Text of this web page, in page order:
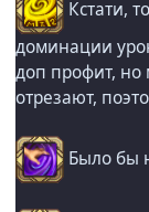
Кстати,
доминации
доп профит, но
отрезают,
Было бы